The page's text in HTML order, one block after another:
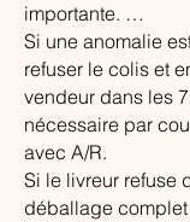
importante. …
Si une anomalie
refuser le colis et
vendeur dans les
nécessaire par
avec A/R.
Si le livreur refuse
déballage